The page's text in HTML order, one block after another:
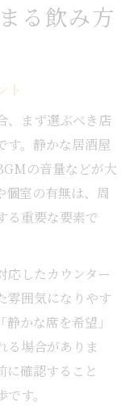
心得
る工夫
選び
の相談法
分け方
ナー術
ーの基本
工夫
間の作り方
の声かけ
く方法
工夫
え方
る飲み方
ト
、まず選ぶべき店
す。静かな居酒屋
の音量などが大
個室の有無は、周
る重要な要素で
応したカウンター
雰囲気になりやす
かな席を希望」
る場合がありま
に確認すること
す。